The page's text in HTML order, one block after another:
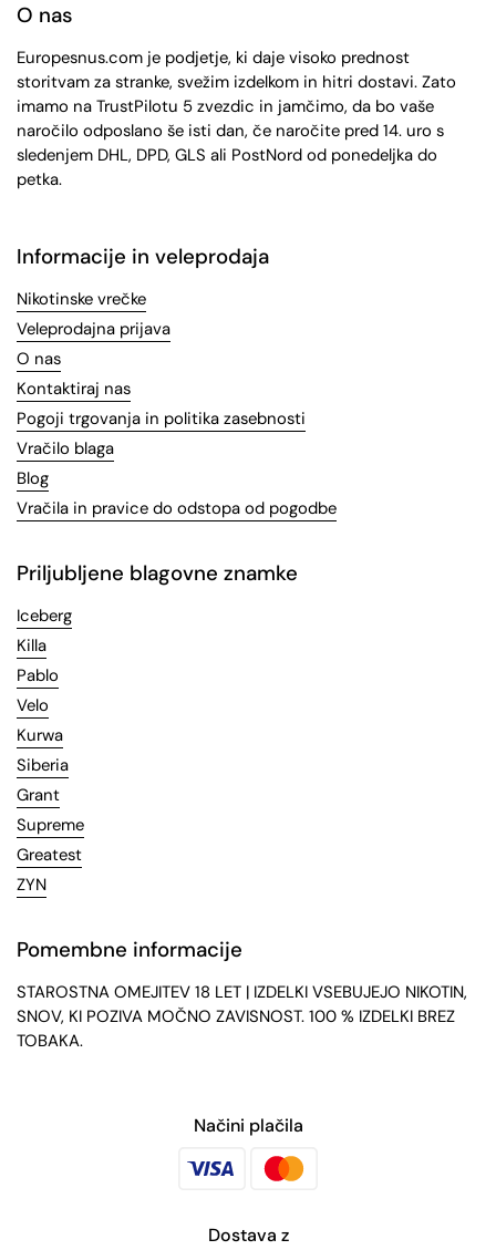
O nas
Europesnus.com je podjetje, ki daje visoko prednost
storitvam za stranke, svežim izdelkom in hitri dostavi. Zato
imamo na TrustPilotu 5 zvezdic in jamčimo, da bo vaše
naročilo odposlano še isti dan, če naročite pred 14. uro s
sledenjem DHL, DPD, GLS ali PostNord od ponedeljka do
petka.
Informacije in veleprodaja
Nikotinske vrečke
Veleprodajna prijava
O nas
Kontaktiraj nas
Pogoji trgovanja in politika zasebnosti
Vračilo blaga
Blog
Vračila in pravice do odstopa od pogodbe
Priljubljene blagovne znamke
Iceberg
Killa
Pablo
Velo
Kurwa
Siberia
Grant
Supreme
Greatest
ZYN
Pomembne informacije
STAROSTNA OMEJITEV 18 LET | IZDELKI VSEBUJEJO NIKOTIN,
SNOV, KI POZIVA MOČNO ZAVISNOST. 100 % IZDELKI BREZ
TOBAKA.
Načini plačila
Dostava z